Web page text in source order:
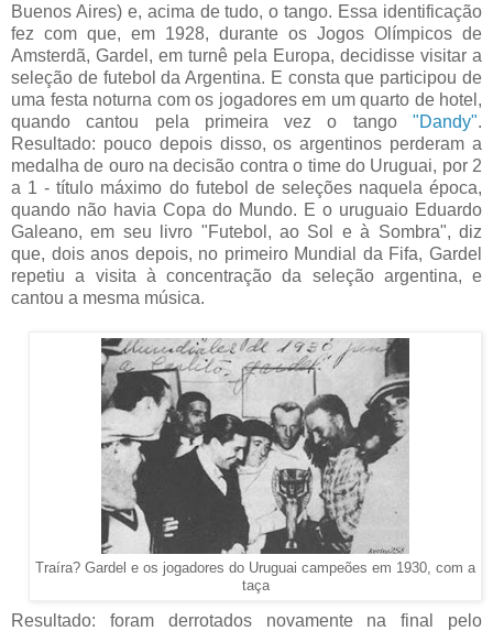
Buenos Aires) e, acima de tudo, o tango. Essa identificação
fez com que, em 1928, durante os Jogos Olímpicos de
Amsterdã, Gardel, em turnê pela Europa, decidisse visitar a
seleção de futebol da Argentina. E consta que participou de
uma festa noturna com os jogadores em um quarto de hotel,
quando cantou pela primeira vez o tango "Dandy".
Resultado: pouco depois disso, os argentinos perderam a
medalha de ouro na decisão contra o time do Uruguai, por 2
a 1 - título máximo do futebol de seleções naquela época,
quando não havia Copa do Mundo. E o uruguaio Eduardo
Galeano, em seu livro "Futebol, ao Sol e à Sombra", diz
que, dois anos depois, no primeiro Mundial da Fifa, Gardel
repetiu a visita à concentração da seleção argentina, e
cantou a mesma música.
Traíra? Gardel e os jogadores do Uruguai campeões em 1930, com a
taça
Resultado: foram derrotados novamente na final pelo